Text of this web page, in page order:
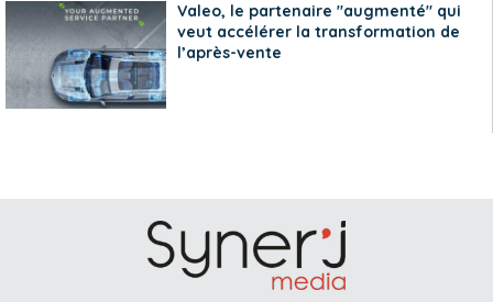
Valeo, le partenaire "augmenté" qui
veut accélérer la transformation de
l’après-vente